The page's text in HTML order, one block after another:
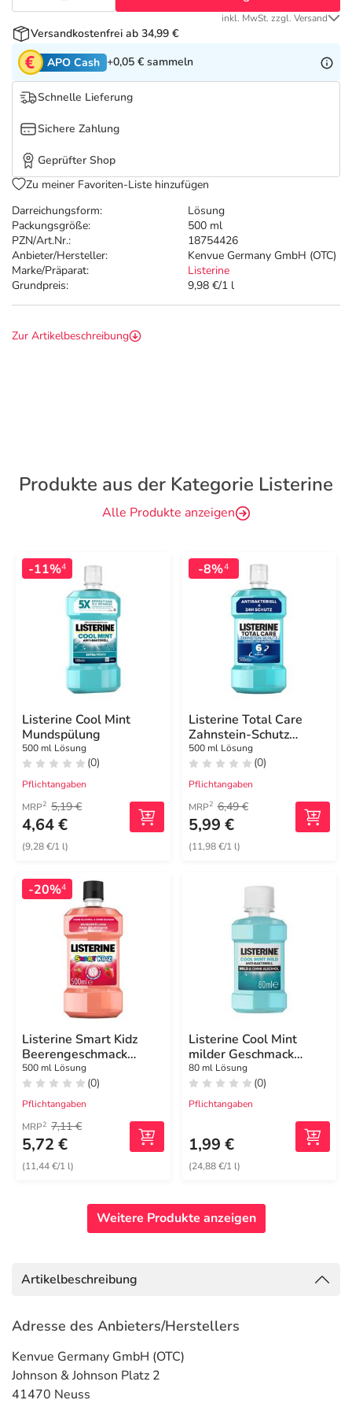
Tierapotheke
Vitamine & Mineralstoffe
Marken
Salus Deals
Darreichungsform:
Lösung
Packungsgröße:
500 ml
PZN/Art.Nr.:
18754426
Anbieter/Hersteller:
Kenvue Germany GmbH (OTC)
Marke/Präparat:
Listerine
Grundpreis:
9,98 €/1 l
inkl. MwSt. zzgl. Versand
Versandkostenfrei ab 34,99 €
APO Cash +0,05 € sammeln
Schnelle Lieferung
Sichere Zahlung
Geprüfter Shop
Zu meiner Favoriten-Liste hinzufügen
Zur Artikelbeschreibung
Produkte aus der Kategorie Listerine
Alle Produkte anzeigen
-11%4
Listerine Cool Mint
Mundspülung
500 ml Lösung
(0)
Pflichtangaben
MRP2 5,19 €
4,64 €
(9,28 €/1 l)
-8%4
Listerine Total Care
Zahnstein-Schutz
Mundspülung
500 ml Lösung
(0)
Pflichtangaben
MRP2 6,49 €
5,99 €
(11,98 €/1 l)
-20%4
Listerine Smart Kidz
Beerengeschmack
Lösung
500 ml Lösung
(0)
Pflichtangaben
MRP2 7,11 €
5,72 €
(11,44 €/1 l)
Listerine Cool Mint
milder Geschmack
Mundspülung
80 ml Lösung
(0)
Pflichtangaben
1,99 €
(24,88 €/1 l)
Weitere Produkte anzeigen
Artikelbeschreibung
Adresse des Anbieters/Herstellers
Kenvue Germany GmbH (OTC)
Johnson & Johnson Platz 2
41470 Neuss